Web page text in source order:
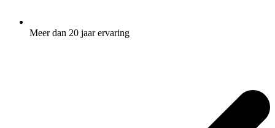
Meer dan 20 jaar ervaring